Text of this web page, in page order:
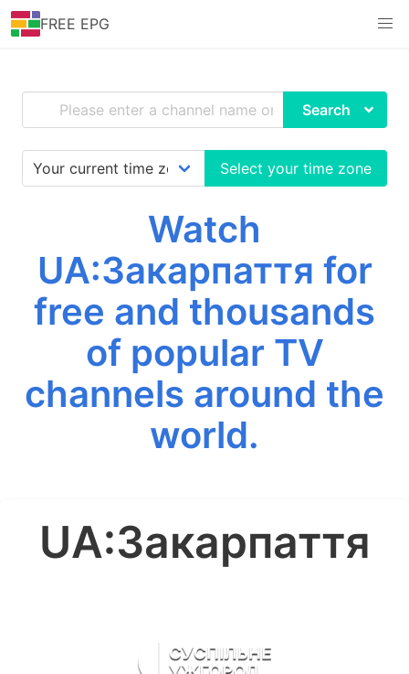
FREE EPG
Search
Select your time zone
Watch
UA:Закарпаття for
free and thousands
of popular TV
channels around the
world.
UA:Закарпаття